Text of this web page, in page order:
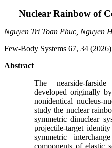
Nuclear Rainbow of
Nguyen Tri Toan Phuc, Nguyen
Few-Body Systems 67, 34 (2026)
Abstract
The nearside-
developed originally
nonidentical nucleus-
study the nuclear
symmetric dinuclear
projectile-target
symmetric
components of elastic